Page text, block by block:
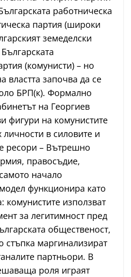
работническа
партия (широки
земеделски
(комунисти) – но
властта започва да се
БРП(к). Формално
на Георгиев
фигури на комунистите
личности в силовите и
ресори – Вътрешно
правосъдие,
начало
функционира като
комунистите използват
за легитимност пред
общественост,
стъпка маргинализират
партньори. В
роля играят